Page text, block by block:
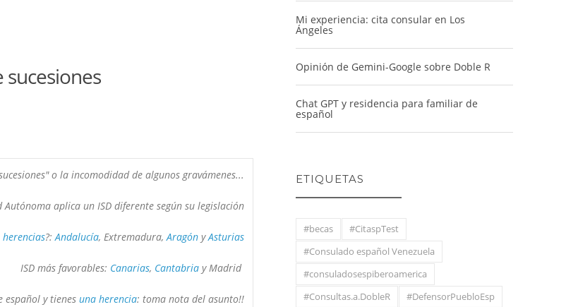
sucesiones
o la incomodidad de algunos gravámenes...
Autónoma aplica un ISD diferente según su legislación
?: Andalucía, Extremadura, Aragón y
ISD más favorables: Canarias, Cantabria y Madrid
español y tienes una herencia: toma nota del asunto!!
Mi experiencia: cita consular en Los
Ángeles
Opinión de Gemini-Google sobre Doble R
Chat GPT y residencia para familiar de
español
ETIQUETAS
#becas
#CitaspTest
#Consulado español Venezuela
#consuladosespiberoamerica
#Consultas.a.DobleR
#DefensorPuebloEsp